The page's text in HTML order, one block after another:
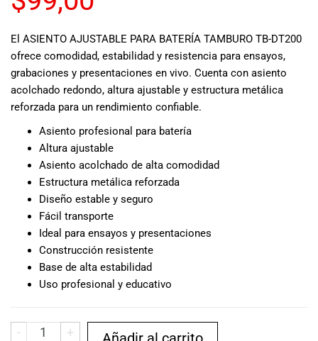
de expertos en
música está
aquí para
ayudarte a
encontrar el
equipo de
adecuado para
ti, y ofrecerte el
mejor servicio
posible.
Además,
ofrecemos
precios
competitivos y
especiales
REFORZADA PARA UN
RENDIMIENTO
CONFIABLE.
El ASIENTO AJUSTABLE PARA BATERÍA TAMBURO TB-DT200
ofrece comodidad, estabilidad y resistencia para ensayos,
grabaciones y presentaciones en vivo. Cuenta con asiento
acolchado redondo, altura ajustable y estructura metálica
reforzada para un rendimiento confiable.
Asiento profesional para batería
Altura ajustable
Asiento acolchado de alta comodidad
Estructura metálica reforzada
Diseño estable y seguro
Fácil transporte
Ideal para ensayos y presentaciones
Construcción resistente
Base de alta estabilidad
Uso profesional y educativo
- +